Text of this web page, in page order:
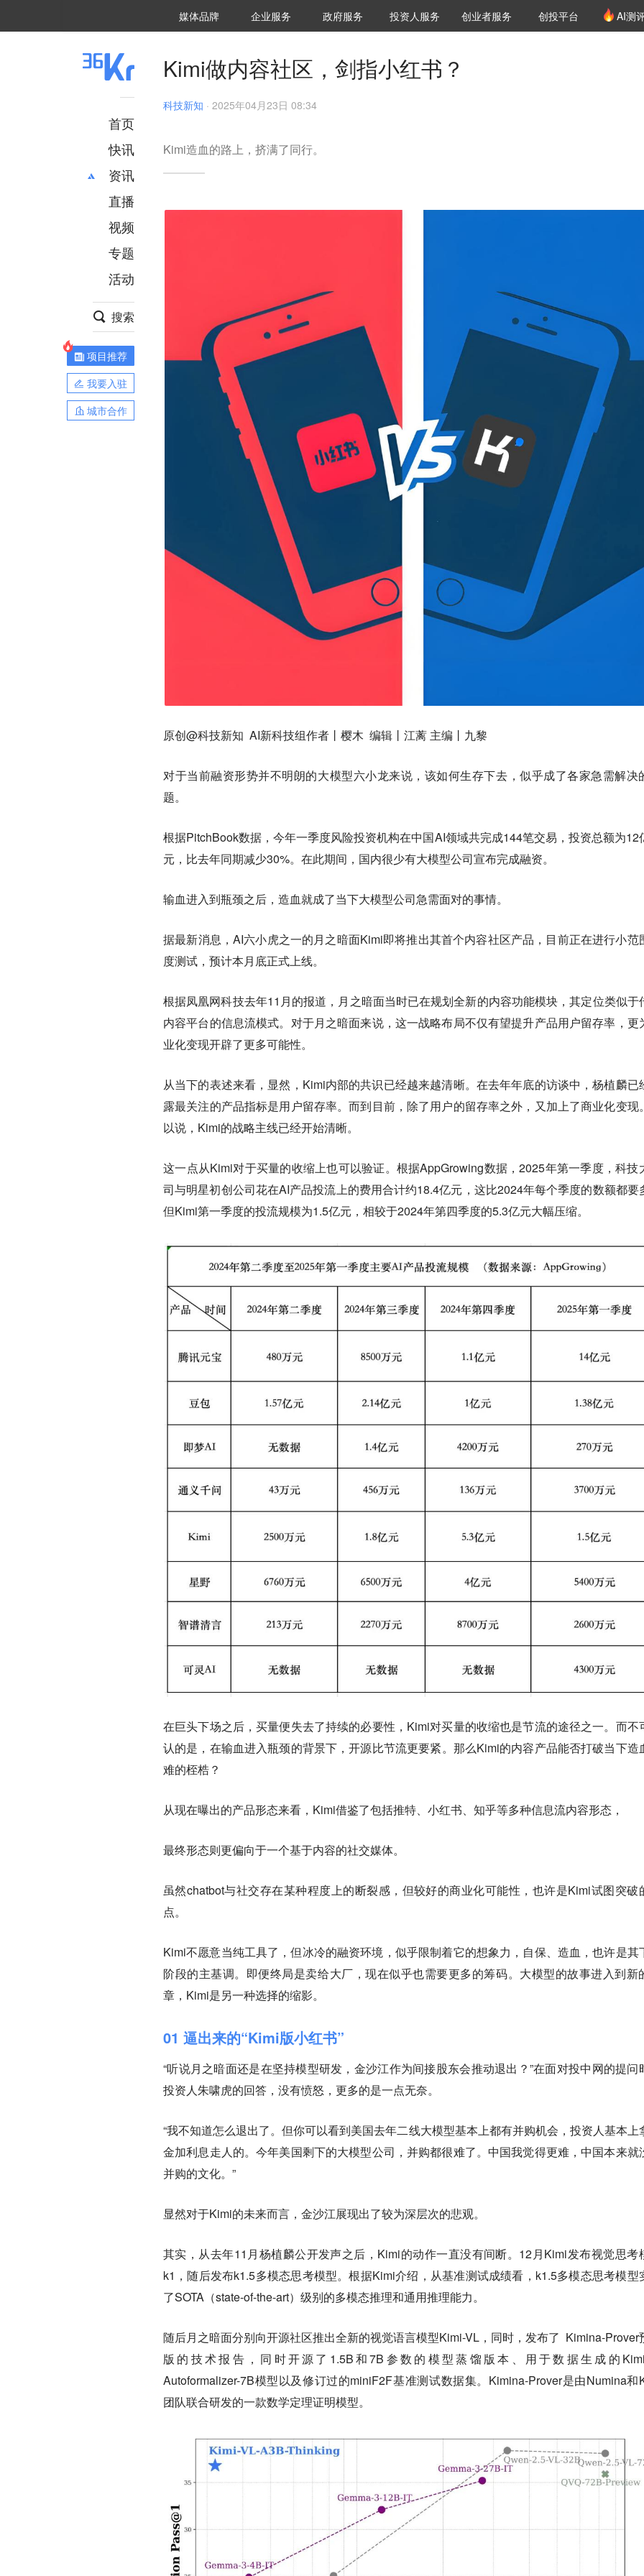
媒体品牌 36Kr研究院
企业服务 城市之窗
政府服务 VClub投资机构库
投资机构职位推介
投资人服务 创投氪堂
创业者服务 创投平台 AI测
首页
快讯
资讯
推荐
财经
项目推荐
安徽
直播
视频
专题
活动
搜索
项目推荐
我要入驻
城市合作
Kimi做内容社区，剑指小红书？
科技新知 · 2025年04月23日 08:34
Kimi造血的路上，挤满了同行。
原创@科技新知 AI新科技组作者丨樱木 编辑丨江蓠 主编丨九黎
对于当前融资形势并不明朗的大模型六小龙来说，该如何生存下去，似乎成了各家急需解决
题。
根据PitchBook数据，今年一季度风险投资机构在中国AI领域共完成144笔交易，投资总额为12
元，比去年同期减少30%。在此期间，国内很少有大模型公司宣布完成融资。
输血进入到瓶颈之后，造血就成了当下大模型公司急需面对的事情。
据最新消息，AI六小虎之一的月之暗面Kimi即将推出其首个内容社区产品，目前正在进行小范
度测试，预计本月底正式上线。
根据凤凰网科技去年11月的报道，月之暗面当时已在规划全新的内容功能模块，其定位类似于
内容平台的信息流模式。对于月之暗面来说，这一战略布局不仅有望提升产品用户留存率，更
业化变现开辟了更多可能性。
从当下的表述来看，显然，Kimi内部的共识已经越来越清晰。在去年年底的访谈中，杨植麟已
露最关注的产品指标是用户留存率。而到目前，除了用户的留存率之外，又加上了商业化变现
以说，Kimi的战略主线已经开始清晰。
这一点从Kimi对于买量的收缩上也可以验证。根据AppGrowing数据，2025年第一季度，科技
司与明星初创公司花在AI产品投流上的费用合计约18.4亿元，这比2024年每个季度的数额都要
但Kimi第一季度的投流规模为1.5亿元，相较于2024年第四季度的5.3亿元大幅压缩。
在巨头下场之后，买量便失去了持续的必要性，Kimi对买量的收缩也是节流的途径之一。而不
认的是，在输血进入瓶颈的背景下，开源比节流更要紧。那么Kimi的内容产品能否打破当下造
难的桎梏？
从现在曝出的产品形态来看，Kimi借鉴了包括推特、小红书、知乎等多种信息流内容形态，
最终形态则更偏向于一个基于内容的社交媒体。
虽然chatbot与社交存在某种程度上的断裂感，但较好的商业化可能性，也许是Kimi试图突破
点。
Kimi不愿意当纯工具了，但冰冷的融资环境，似乎限制着它的想象力，自保、造血，也许是其
阶段的主基调。即便终局是卖给大厂，现在似乎也需要更多的筹码。大模型的故事进入到新
章，Kimi是另一种选择的缩影。
01 逼出来的“Kimi版小红书”
“听说月之暗面还是在坚持模型研发，金沙江作为间接股东会推动退出？”在面对投中网的提问
投资人朱啸虎的回答，没有愤怒，更多的是一点无奈。
“我不知道怎么退出了。但你可以看到美国去年二线大模型基本上都有并购机会，投资人基本上
金加利息走人的。今年美国剩下的大模型公司，并购都很难了。中国我觉得更难，中国本来就
并购的文化。”
显然对于Kimi的未来而言，金沙江展现出了较为深层次的悲观。
其实，从去年11月杨植麟公开发声之后，Kimi的动作一直没有间断。12月Kimi发布视觉思考
k1，随后发布k1.5多模态思考模型。根据Kimi介绍，从基准测试成绩看，k1.5多模态思考模型
了SOTA（state-of-the-art）级别的多模态推理和通用推理能力。
随后月之暗面分别向开源社区推出全新的视觉语言模型Kimi-VL，同时，发布了 Kimina-Prover
版的技术报告，同时开源了1.5B和7B参数的模型蒸馏版本、用于数据生成的
Autoformalizer-7B模型以及修订过的miniF2F基准测试数据集。Kimina-Prover是由Numina和
团队联合研发的一款数学定理证明模型。